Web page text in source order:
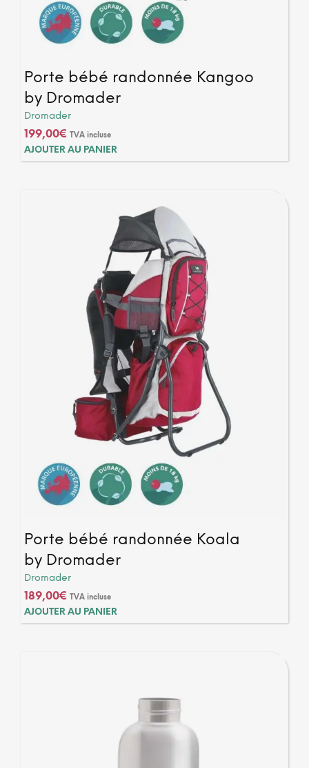
Porte bébé randonnée Kangoo
by Dromader
Dromader
199,00€ TVA incluse
AJOUTER AU PANIER
Porte bébé randonnée Koala
by Dromader
Dromader
189,00€ TVA incluse
AJOUTER AU PANIER